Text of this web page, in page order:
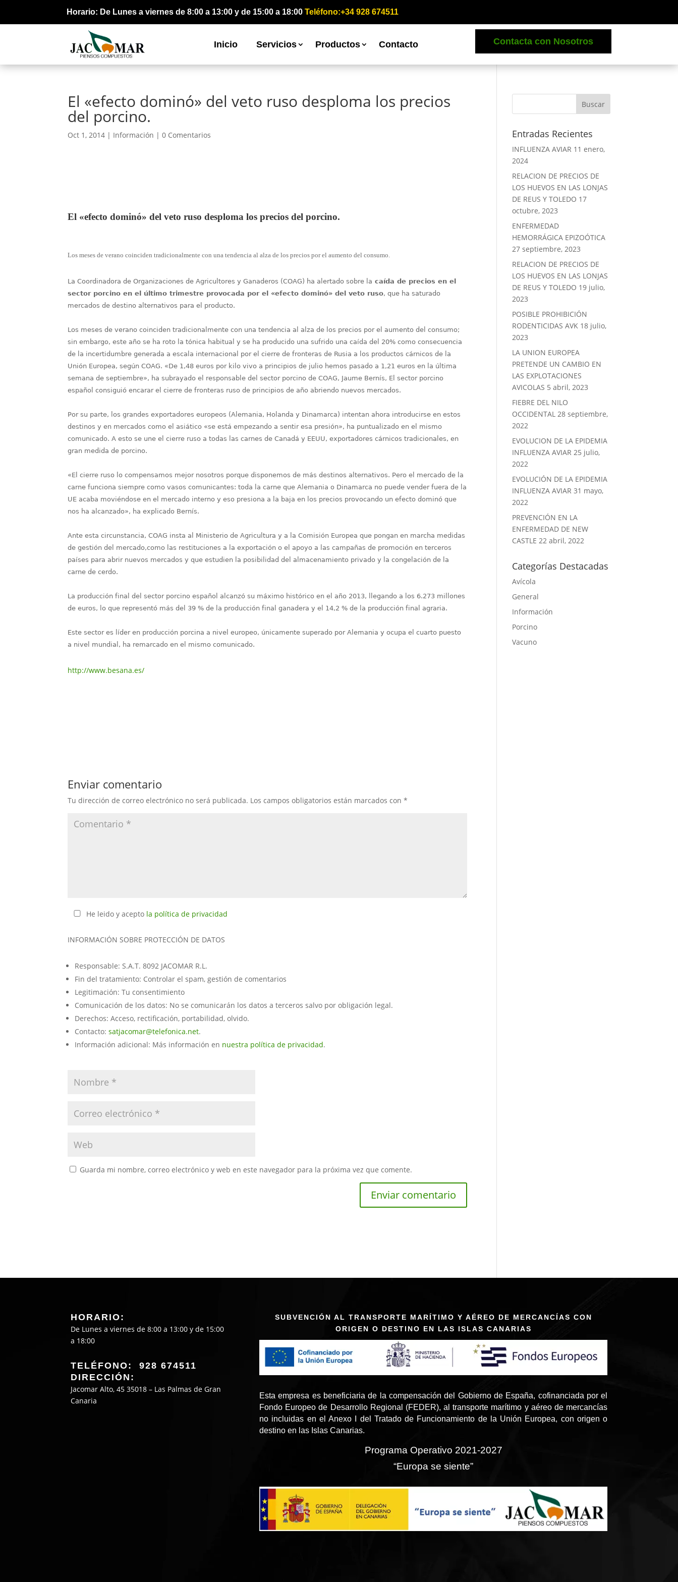
Horario: De Lunes a viernes de 8:00 a 13:00 y de 15:00 a 18:00 Teléfono:+34 928 674511
Inicio Servicios Productos Contacto Contacta con Nosotros
El «efecto dominó» del veto ruso desploma los precios
del porcino.
Oct 1, 2014 | Información |0 Comentarios
El «efecto dominó» del veto ruso desploma los precios del porcino.
Los meses de verano coinciden tradicionalmente con una tendencia al alza de los precios por el aumento del consumo.
La Coordinadora de Organizaciones de Agricultores y Ganaderos (COAG) ha alertado sobre la caída de precios en el
sector porcino en el último trimestre provocada por el «efecto dominó» del veto ruso, que ha saturado
mercados de destino alternativos para el producto.
Los meses de verano coinciden tradicionalmente con una tendencia al alza de los precios por el aumento del consumo;
sin embargo, este año se ha roto la tónica habitual y se ha producido una sufrido una caída del 20% como consecuencia
de la incertidumbre generada a escala internacional por el cierre de fronteras de Rusia a los productos cárnicos de la
Unión Europea, según COAG. «De 1,48 euros por kilo vivo a principios de julio hemos pasado a 1,21 euros en la última
semana de septiembre», ha subrayado el responsable del sector porcino de COAG, Jaume Bernís, El sector porcino
español consiguió encarar el cierre de fronteras ruso de principios de año abriendo nuevos mercados.
Por su parte, los grandes exportadores europeos (Alemania, Holanda y Dinamarca) intentan ahora introducirse en estos
destinos y en mercados como el asiático «se está empezando a sentir esa presión», ha puntualizado en el mismo
comunicado. A esto se une el cierre ruso a todas las carnes de Canadá y EEUU, exportadores cárnicos tradicionales, en
gran medida de porcino.
«El cierre ruso lo compensamos mejor nosotros porque disponemos de más destinos alternativos. Pero el mercado de la
carne funciona siempre como vasos comunicantes: toda la carne que Alemania o Dinamarca no puede vender fuera de la
UE acaba moviéndose en el mercado interno y eso presiona a la baja en los precios provocando un efecto dominó que
nos ha alcanzado», ha explicado Bernís.
Ante esta circunstancia, COAG insta al Ministerio de Agricultura y a la Comisión Europea que pongan en marcha medidas
de gestión del mercado,como las restituciones a la exportación o el apoyo a las campañas de promoción en terceros
países para abrir nuevos mercados y que estudien la posibilidad del almacenamiento privado y la congelación de la
carne de cerdo.
La producción final del sector porcino español alcanzó su máximo histórico en el año 2013, llegando a los 6.273 millones
de euros, lo que representó más del 39 % de la producción final ganadera y el 14,2 % de la producción final agraria.
Este sector es líder en producción porcina a nivel europeo, únicamente superado por Alemania y ocupa el cuarto puesto
a nivel mundial, ha remarcado en el mismo comunicado.
http://www.besana.es/
Enviar comentario
Tu dirección de correo electrónico no será publicada. Los campos obligatorios están marcados con*
He leido y acepto la política de privacidad
INFORMACIÓN SOBRE PROTECCIÓN DE DATOS
Responsable: S.A.T. 8092 JACOMAR R.L.
Fin del tratamiento: Controlar el spam, gestión de comentarios
Legitimación: Tu consentimiento
Comunicación de los datos: No se comunicarán los datos a terceros salvo por obligación legal.
Derechos: Acceso, rectificación, portabilidad, olvido.
Contacto:satjacomar@telefonica.net.
Información adicional: Más información en nuestra política de privacidad.
Guarda mi nombre, correo electrónico y web en este navegador para la próxima vez que comente.
Entradas Recientes
INFLUENZA AVIAR 11 enero,
2024
RELACION DE PRECIOS DE
LOS HUEVOS EN LAS LONJAS
DE REUS Y TOLEDO 17
octubre, 2023
ENFERMEDAD
HEMORRÁGICA EPIZOÓTICA
27 septiembre, 2023
RELACION DE PRECIOS DE
LOS HUEVOS EN LAS LONJAS
DE REUS Y TOLEDO 19 julio,
2023
POSIBLE PROHIBICIÓN
RODENTICIDAS AVK 18 julio,
2023
LA UNION EUROPEA
PRETENDE UN CAMBIO EN
LAS EXPLOTACIONES
AVICOLAS 5 abril, 2023
FIEBRE DEL NILO
OCCIDENTAL 28 septiembre,
2022
EVOLUCION DE LA EPIDEMIA
INFLUENZA AVIAR 25 julio,
2022
EVOLUCIÓN DE LA EPIDEMIA
INFLUENZA AVIAR 31 mayo,
2022
PREVENCIÓN EN LA
ENFERMEDAD DE NEW
CASTLE 22 abril, 2022
Categorías Destacadas
Avícola
General
Información
Porcino
Vacuno
HORARIO:
De Lunes a viernes de 8:00 a 13:00 y de 15:00
a 18:00
TELÉFONO: 928 674511
DIRECCIÓN:
Jacomar Alto, 45 35018 – Las Palmas de Gran
Canaria
SUBVENCIÓN AL TRANSPORTE MARÍTIMO Y AÉREO DE MERCANCÍAS CON
ORIGEN O DESTINO EN LAS ISLAS CANARIAS
Esta empresa es beneficiaria de la compensación del Gobierno de España, cofinanciada por el
Fondo Europeo de Desarrollo Regional (FEDER), al transporte marítimo y aéreo de mercancías
no incluidas en el Anexo I del Tratado de Funcionamiento de la Unión Europea, con origen o
destino en las Islas Canarias.
Programa Operativo 2021-2027
“Europa se siente”